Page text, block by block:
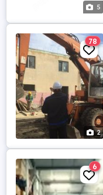
5
2
78
6